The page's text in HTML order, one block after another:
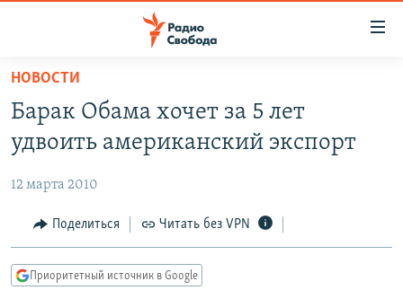
упрощенного
доступа
основному
Вернутся
главной
навигации
ПРОГРАММЫ
ПОДКАСТЫ
АВТОРСКИЕ ПРОЕКТЫ
ЦИТАТЫ СВОБОДЫ
МНЕНИЯ
IDEL.РЕАЛИИ
НОВОСТИ
Барак Обама хочет за 5 лет
удвоить американский экспорт
12 марта 2010
Поделиться Читать без VPN
Приоритетный источник в Google